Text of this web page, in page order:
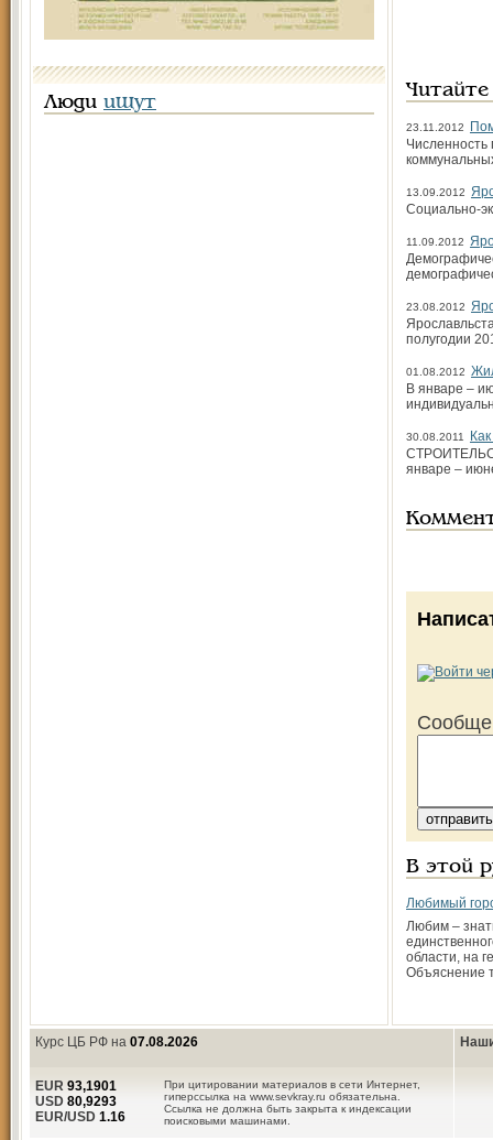
Люди ищут
23.11.2012
13.09.2012
Социально-
11.09.2012
23.08.2012
полугодии
01.08.2012
В январе –
30.08.2011
январе –
В этой
Любимый
Любим –
области, на
Объяснение
Курс ЦБ РФ на 07.08.2026
При цитировании материалов в сети Интернет,
гиперссылка на www.sevkray.ru обязательна.
Ссылка не должна быть закрыта к индексации
поисковыми машинами.
EUR 93,1901
USD 80,9293
EUR/USD 1.16